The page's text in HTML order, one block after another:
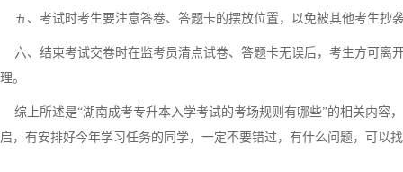
五、考试时考生要注意答卷、答题卡的摆放位置，以免被其他考生抄
六、结束考试交卷时在监考员清点试卷、答题卡无误后，考生方可离
理。
综上所述是“湖南成考专升本入学考试的考场规则有哪些”的相关内容
启，有安排好今年学习任务的同学，一定不要错过，有什么问题，可以找